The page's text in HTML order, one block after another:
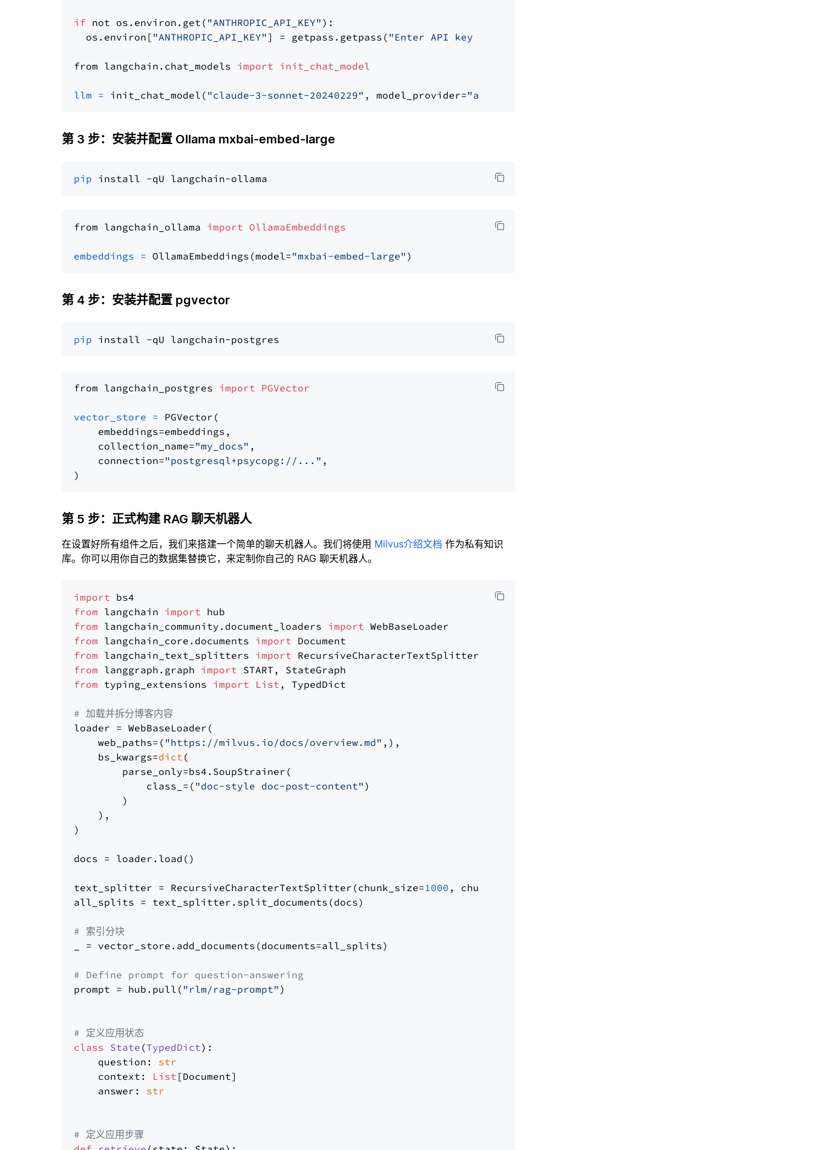
if not os.environ.get( "ANTHROPIC_API_KEY" ):
  os.environ[
"ANTHROPIC_API_KEY"] = getpass.getpass( "Enter API key for Anthropic: "
from langchain.chat_models import init_chat_model
llm = init_chat_model( "claude-3-sonnet-20240229" , model_provider="anthropic"
第 3 步：安装并配置 Ollama mxbai-embed-large
pip
from langchain_ollama import OllamaEmbeddings
embeddings = OllamaEmbeddings(model="mxbai-embed-large"
第 4 步：安装并配置 pgvector
pip
from langchain_postgres import PGVector
vector_store = PGVector(
    embeddings=embeddings,
    collection_name=
"my_docs" ,
    connection=
"postgresql+psycopg://..." ,
第 5 步：正式构建 RAG 聊天机器人
在设置好所有组件之后，我们来搭建一个简单的聊天机器人。我们将使用 Milvus介绍文档 作为私有知识
库。你可以用你自己的数据集替换它，来定制你自己的 RAG 聊天机器人。
import
from langchain import
from langchain_community.document_loaders import
from langchain_core.documents import
from langchain_text_splitters import
from langgraph.graph import
from typing_extensions import List , TypedDict
# 加载并拆分博客内容
loader = WebBaseLoader(
    web_paths=(
"https://milvus.io/docs/overview.md" ,),
    bs_kwargs=
dict (
        parse_only=bs4.SoupStrainer(
            class_=(
"doc-style doc-post-content" )
        )
    ),
)
docs = loader.load()
text_splitter = RecursiveCharacterTextSplitter(chunk_size=1000 , chunk_overlap=
all_splits = text_splitter.split_documents(docs)
# 索引分块
_ = vector_store.add_documents(documents=all_splits)
# Define prompt for question-answering
prompt = hub.pull( "rlm/rag-prompt" )
# 定义应用状态
class State (TypedDict):
    question:
str
    context:
List [Document]
    answer:
str
# 定义应用步骤